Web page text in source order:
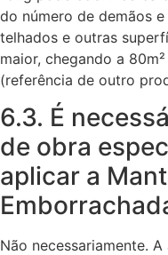
do número de demãos
telhados e outras
maior, chegando a
(referência de outro
6.3. É
de obra
aplicar a
Não necessariamente.